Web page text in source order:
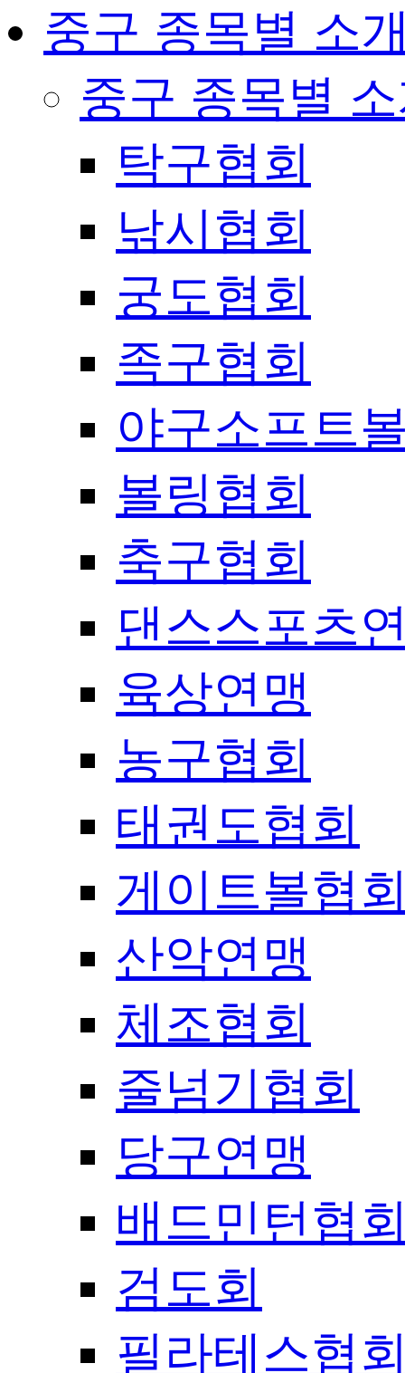
중구 종목별 소
중구 종목별
탁구협회
낚시협회
궁도협회
족구협회
야구소프트
볼링협회
축구협회
댄스스포츠
육상연맹
농구협회
태권도협회
게이트볼협
산악연맹
체조협회
줄넘기협회
당구연맹
배드민턴협
검도회
필라테스협